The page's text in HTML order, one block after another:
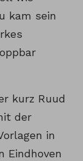
kam sein
kurz Ruud
der
in
Eindhoven